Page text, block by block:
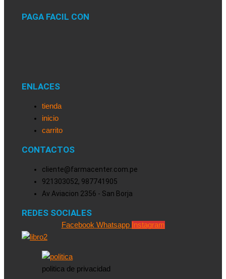
PAGA FACIL CON
ENLACES
tienda
inicio
carrito
CONTACTOS
cliente@farmacenter.com.pe
921303052, 987741905
Av Aviacion 2356 - San Borja
REDES SOCIALES
Facebook Whatsapp Instagram
politica de privacidad